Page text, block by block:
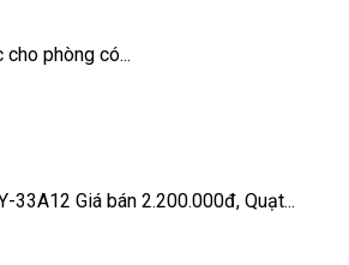
phòng có...
Giá bán 2.200.000đ, Quạt...